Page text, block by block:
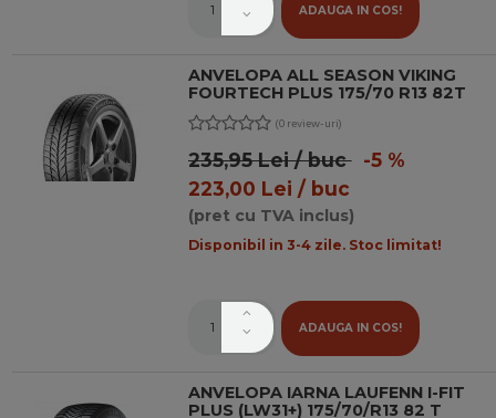
ADAUGA IN COS!
ANVELOPA ALL SEASON VIKING
FOURTECH PLUS 175/70 R13 82T
(0 review-uri)
235,95 Lei / buc-5 %
223,00 Lei / buc
(pret cu TVA inclus)
Disponibil in 3-4 zile. Stoc limitat!
ADAUGA IN COS!
ANVELOPA IARNA LAUFENN I-FIT
PLUS (LW31+) 175/70/R13 82 T